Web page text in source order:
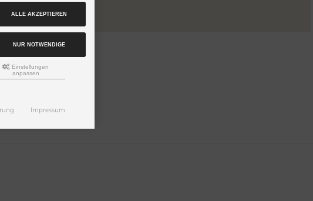
ALLE AKZEPTIEREN
NUR NOTWENDIGE
Einstellungen
anpassen
Impressum